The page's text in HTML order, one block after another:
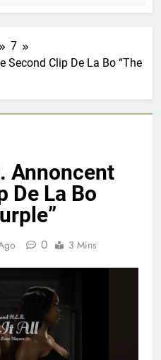
7
Second Clip De La Bo “The
Annoncent
De La Bo
0 3 Mins